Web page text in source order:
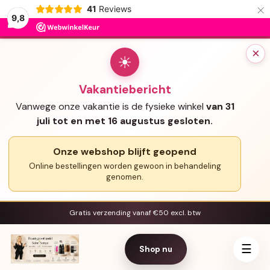
9,8
41 Reviews ×
×
☀
Vakantiebericht
Vanwege onze vakantie is de fysieke winkel van 31
juli tot en met 16 augustus gesloten.
Onze webshop blijft geopend
Online bestellingen worden gewoon in behandeling
genomen.
Gratis verzending vanaf €50 excl. btw
Shop nu ☰